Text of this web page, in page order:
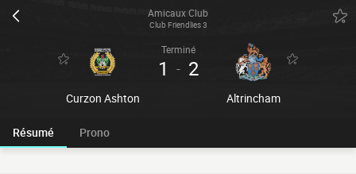
Amicaux Club
Club Friendlies 3
Curzon Ashton
Terminé
1 - 2
Altrincham
Résumé Prono